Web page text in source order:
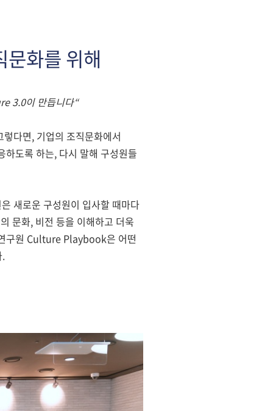
화를 위해
3.0이 만듭니다“
다면, 기업의 조직문화에서
도록 하는, 다시 말해 구성원들
새로운 구성원이 입사할 때마다
문화, 비전 등을 이해하고 더욱
구원 Culture Playbook은 어떤
.